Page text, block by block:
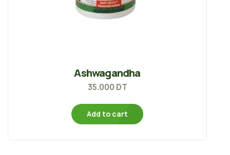
Ashwagandha
35.000 DT
Add to cart